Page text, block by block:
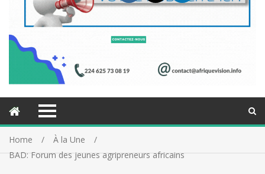
Home
À la Une
BAD: Forum des jeunes agripreneurs africains